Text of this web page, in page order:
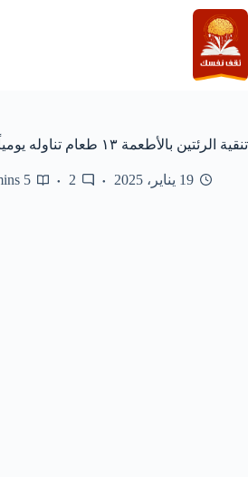
التجاوز
إلى
المحتوى
تنقية الرئتين بالأطعمة ١٣ طعام تناوله يومياً لصحة الرئة
19 يناير، 2025 2
5 mins